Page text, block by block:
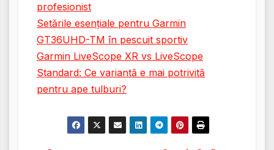
profesionist
Setările esențiale pentru Garmin
GT36UHD-TM în pescuit sportiv
Garmin LiveScope XR vs LiveScope
Standard: Ce variantă e mai potrivită
pentru ape tulburi?